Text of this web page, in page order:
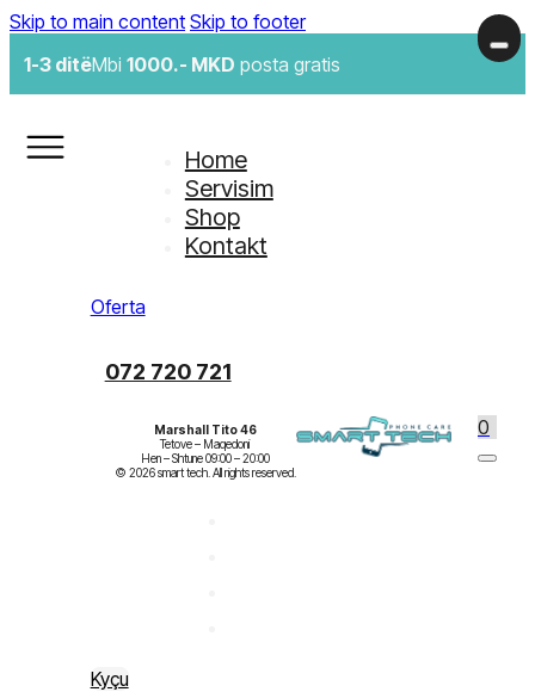
Skip to main content Skip to footer
1-3 ditëMbi 1000.- MKD posta gratis
Home
Servisim
Shop
Kontakt
Oferta
072 720 721
Marshall Tito 46
Tetove – Maqedoni
Hen – Shtune 09:00 – 20:00
Kyçu
0